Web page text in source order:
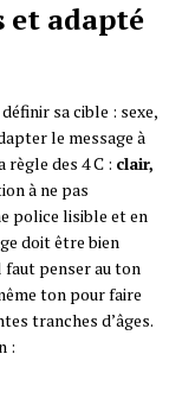
et adapté
sa cible : sexe,
le message à
des 4 C : clair,
à ne pas
police lisible et en
doit être bien
faut penser au ton
ton pour faire
tranches d’âges.
: